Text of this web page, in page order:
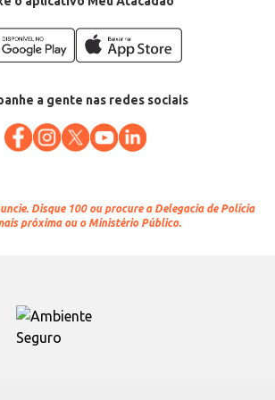
a gente nas redes sociais
Disque 100 ou procure a Delegacia de Polícia
próxima ou o Ministério Público.